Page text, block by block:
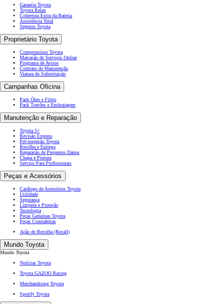
Garantia Toyota
Toyota Relax
Cobertura Extra da Bateria
Assistência Total
Seguros Toyota
Proprietário Toyota
Compromisso Toyota
Marcação de Serviços Online
Programa de Avisos
Contrato de Manutenção
Viatura de Substituição
Campanhas Oficina
Pack Óleo e Filtro
Pack Travões e Embraiagem
Manutenção e Reparação
Toyota 5+
Revisão Express
Pré-inspeção Toyota
Recolha e Entrega
Reparação de Pequenos Danos
Chapa e Pintura
Serviço Para Profissionais
Peças e Acessórios
Catálogo de Acessórios Toyota
Utilidade
Segurança
Limpeza e Proteção
Tecnologia
Peças Genuínas Toyota
Peças Contrafeitas
Ação de Recolha (Recall)
Mundo Toyota
Mundo Toyota
Notícias Toyota
Toyota GAZOO Racing
Merchandising Toyota
Spotify Toyota